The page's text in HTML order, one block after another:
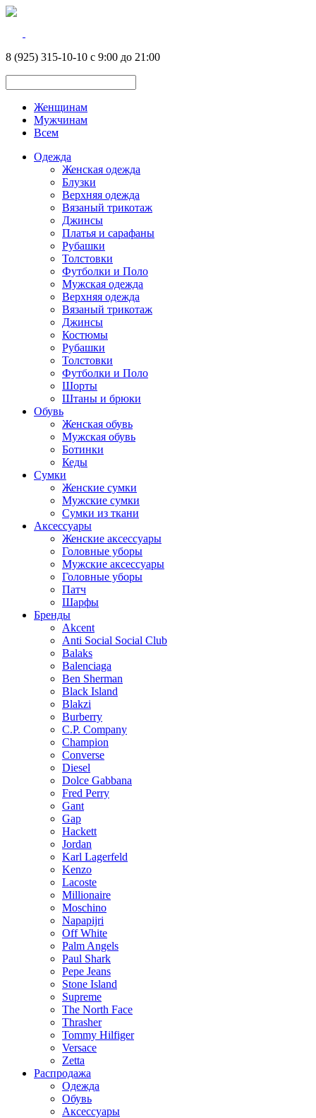
8 (925) 315-10-10 с 9:00 до 21:00
Женщинам
Мужчинам
Всем
Одежда
Женская одежда
Блузки
Верхняя одежда
Вязаный трикотаж
Джинсы
Платья и сарафаны
Рубашки
Толстовки
Футболки и Поло
Мужская одежда
Верхняя одежда
Вязаный трикотаж
Джинсы
Костюмы
Рубашки
Толстовки
Футболки и Поло
Шорты
Штаны и брюки
Обувь
Женская обувь
Мужская обувь
Ботинки
Кеды
Сумки
Женские сумки
Мужские сумки
Сумки из ткани
Аксессуары
Женские аксессуары
Головные уборы
Мужские аксессуары
Головные уборы
Патч
Шарфы
Бренды
Akcent
Anti Social Social Club
Balaks
Balenciaga
Ben Sherman
Black Island
Blakzi
Burberry
C.P. Company
Champion
Converse
Diesel
Dolce Gabbana
Fred Perry
Gant
Gap
Hackett
Jordan
Karl Lagerfeld
Kenzo
Lacoste
Millionaire
Moschino
Napapijri
Off White
Palm Angels
Paul Shark
Pepe Jeans
Stone Island
Supreme
The North Face
Thrasher
Tommy Hilfiger
Versace
Zetta
Распродажа
Одежда
Обувь
Аксессуары